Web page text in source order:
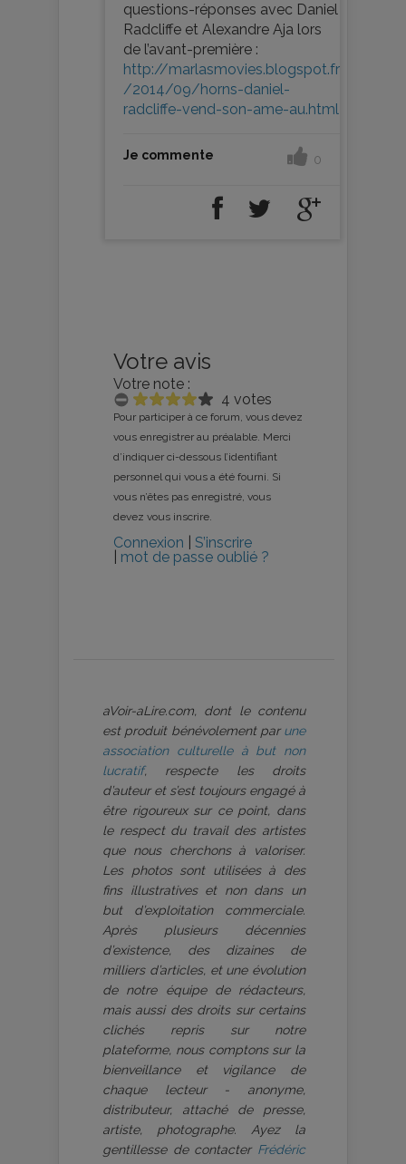
questions-réponses avec Daniel
Radcliffe et Alexandre Aja lors
de l’avant-première :
http://marlasmovies.blogspot.fr
/2014/09/horns-daniel-
radcliffe-vend-son-ame-au.html
Je commente 0
Votre avis
Votre note :
4 votes
Pour participer à ce forum, vous devez
vous enregistrer au préalable. Merci
d’indiquer ci-dessous l’identifiant
personnel qui vous a été fourni. Si
vous n’êtes pas enregistré, vous
devez vous inscrire.
Connexion
S’inscrire
mot de passe oublié ?
aVoir-aLire.com, dont le contenu
est produit bénévolement par une
association culturelle à but non
lucratif, respecte les droits
d’auteur et s’est toujours engagé à
être rigoureux sur ce point, dans
le respect du travail des artistes
que nous cherchons à valoriser.
Les photos sont utilisées à des
fins illustratives et non dans un
but d’exploitation commerciale.
Après plusieurs décennies
d’existence, des dizaines de
milliers d’articles, et une évolution
de notre équipe de rédacteurs,
mais aussi des droits sur certains
clichés repris sur notre
plateforme, nous comptons sur la
bienveillance et vigilance de
chaque lecteur - anonyme,
distributeur, attaché de presse,
artiste, photographe. Ayez la
gentillesse de contacter Frédéric